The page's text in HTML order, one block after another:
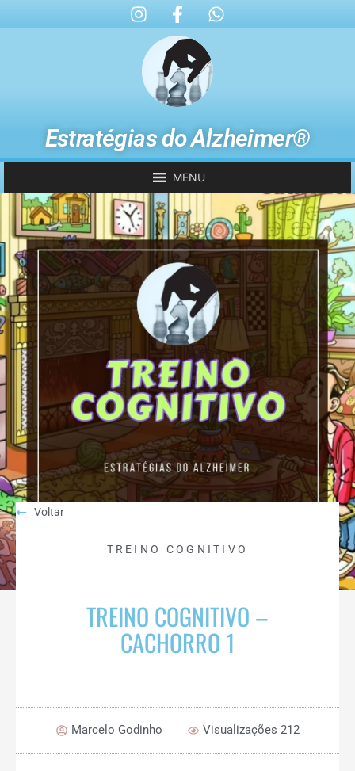
Estratégias do Alzheimer®
MENU
Voltar
TREINO COGNITIVO
TREINO COGNITIVO –
CACHORRO 1
Marcelo Godinho Visualizações 212